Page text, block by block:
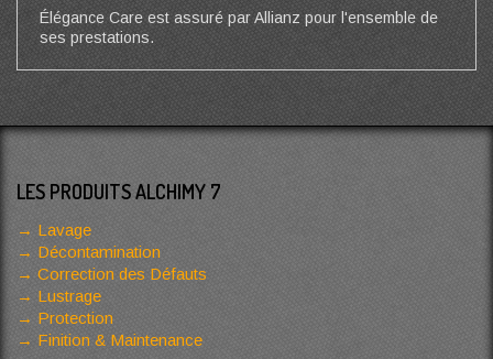
Élégance Care est assuré par Allianz pour l'ensemble de
ses prestations.
LES PRODUITS ALCHIMY 7
Lavage
Décontamination
Correction des Défauts
Lustrage
Protection
Finition & Maintenance